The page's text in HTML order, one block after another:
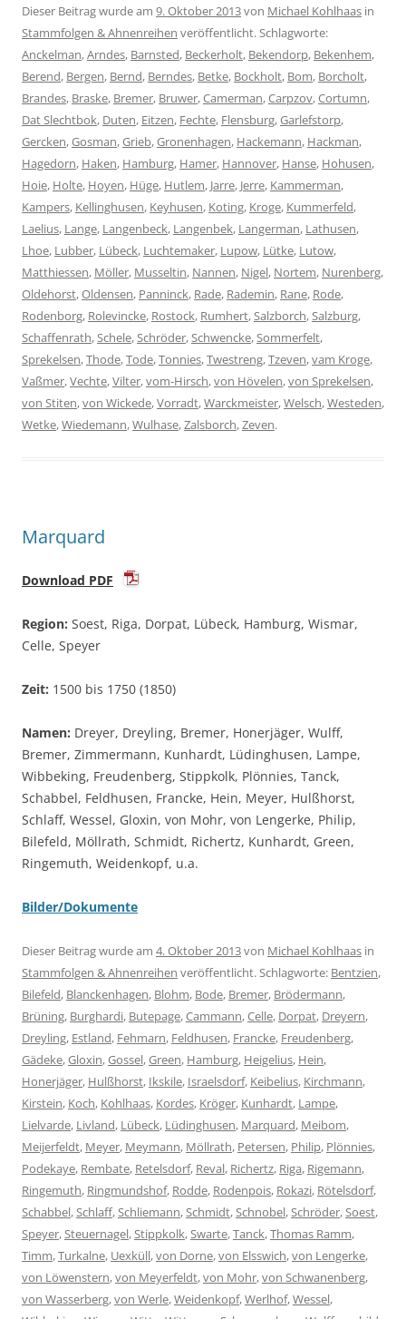
Dieser Beitrag wurde am 9. Oktober 2013von Michael Kohlhaas in
Stammfolgen & Ahnenreihen veröffentlicht. Schlagworte:
Anckelman,Arndes, Barnsted, Beckerholt, Bekendorp, Bekenhem,
Berend, Bergen, Bernd, Berndes, Betke, Bockholt, Bom, Borcholt,
Brandes, Braske, Bremer, Bruwer,Camerman,Carpzov,Cortumn,
Dat Slechtbok, Duten, Eitzen, Fechte, Flensburg,Garlefstorp,
Gercken,Gosman,Grieb,Gronenhagen, Hackemann, Hackman,
Hagedorn, Haken, Hamburg, Hamer, Hannover, Hanse, Hohusen,
Hoie, Holte, Hoyen, Hüge, Hutlem, Jarre, Jerre, Kammerman,
Kampers, Kellinghusen, Keyhusen, Koting, Kroge, Kummerfeld,
Laelius, Lange, Langenbeck, Langenbek, Langerman, Lathusen,
Lhoe, Lubber, Lübeck, Luchtemaker, Lupow, Lütke, Lutow,
Matthiessen, Möller, Musseltin, Nannen, Nigel, Nortem, Nurenberg,
Oldehorst,Oldensen, Panninck, Rade, Rademin, Rane, Rode,
Rodenborg, Rolevincke, Rostock, Rumhert,Salzborch,Salzburg,
Schaffenrath,Schele,Schröder,Schwencke,Sommerfelt,
Sprekelsen,Thode,Tode,Tonnies,Twestreng,Tzeven,vam Kroge,
Vaßmer,Vechte,Vilter,vom-Hirsch,von Hövelen,von Sprekelsen,
von Stiten,von Wickede,Vorradt,Warckmeister,Welsch,Westeden,
Wetke,Wiedemann,Wulhase,Zalsborch,Zeven.
Marquard
Download PDF
Region: Soest, Riga, Dorpat, Lübeck, Hamburg, Wismar,
Celle, Speyer
Zeit: 1500 bis 1750 (1850)
Namen: Dreyer, Dreyling, Bremer, Honerjäger, Wulff,
Bremer, Zimmermann, Kunhardt, Lüdinghusen, Lampe,
Wibbeking, Freudenberg, Stippkolk, Plönnies, Tanck,
Schabbel, Feldhusen, Francke, Hein, Meyer, Hulßhorst,
Schlaff, Wessel, Gloxin, von Mohr, von Lengerke, Philip,
Bilefeld, Möllrath, Schmidt, Richertz, Kunhardt, Green,
Ringemuth, Weidenkopf, u.a.
Bilder/Dokumente
Dieser Beitrag wurde am 4. Oktober 2013von Michael Kohlhaas in
Stammfolgen & Ahnenreihen veröffentlicht. Schlagworte: Bentzien,
Bilefeld, Blanckenhagen, Blohm, Bode, Bremer, Brödermann,
Brüning, Burghardi, Butepage,Cammann,Celle, Dorpat, Dreyern,
Dreyling, Estland, Fehmarn, Feldhusen, Francke, Freudenberg,
Gädeke,Gloxin,Gossel,Green, Hamburg, Heigelius, Hein,
Honerjäger, Hulßhorst, Ikskile, Israelsdorf, Keibelius, Kirchmann,
Kirstein, Koch, Kohlhaas, Kordes, Kröger, Kunhardt, Lampe,
Lielvarde, Livland, Lübeck, Lüdinghusen, Marquard, Meibom,
Meijerfeldt, Meyer, Meymann, Möllrath, Petersen, Philip, Plönnies,
Podekaye, Rembate, Retelsdorf, Reval, Richertz, Riga, Rigemann,
Ringemuth, Ringmundshof, Rodde, Rodenpois, Rokazi, Rötelsdorf,
Schabbel,Schlaff,Schliemann,Schmidt,Schnobel,Schröder,Soest,
Speyer,Steuernagel,Stippkolk,Swarte,Tanck,Thomas Ramm,
Timm,Turkalne, Uexküll,von Dorne,von Elsswich,von Lengerke,
von Löwenstern,von Meyerfeldt,von Mohr,von Schwanenberg,
von Wasserberg,von Werle,Weidenkopf,Werlhof,Wessel,